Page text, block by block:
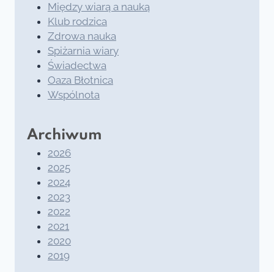
Między wiarą a nauką
Klub rodzica
Zdrowa nauka
Spiżarnia wiary
Świadectwa
Oaza Błotnica
Wspólnota
Archiwum
2026
2025
2024
2023
2022
2021
2020
2019